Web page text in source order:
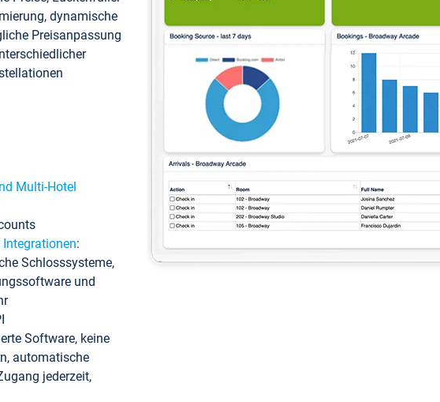
dynamische
Preisanpassung
Multi-Hotel
Integrationen:
Schlosssysteme,
und
Software, keine
automatische
jederzeit,